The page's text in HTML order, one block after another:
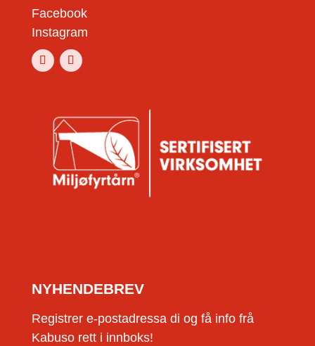
Facebook
Instagram
NYHENDEBREV
Registrer e-postadressa di og få info frå
Kabuso rett i innboks!